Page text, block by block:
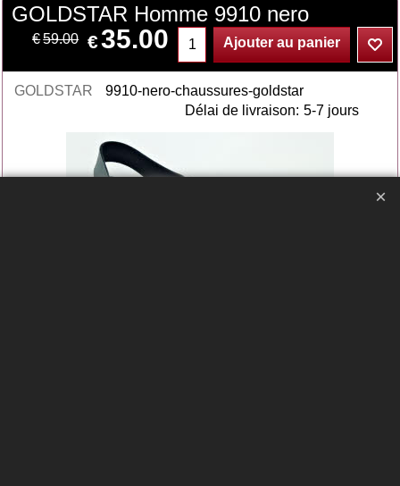
GOLDSTAR Homme 9910 nero
€59.00 €35.00 Ajouter au panier
GOLDSTAR
9910-nero-chaussures-goldstar
Délai de livraison: 5-7 jours